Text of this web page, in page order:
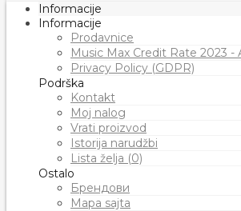
Informacije
Informacije
Prodavnice
Music Max Credit Rate 2023 -
Privacy Policy (GDPR)
Podrška
Kontakt
Moj nalog
Vrati proizvod
Istorija narudžbi
Lista želja (0)
Ostalo
Брендови
Mapa sajta